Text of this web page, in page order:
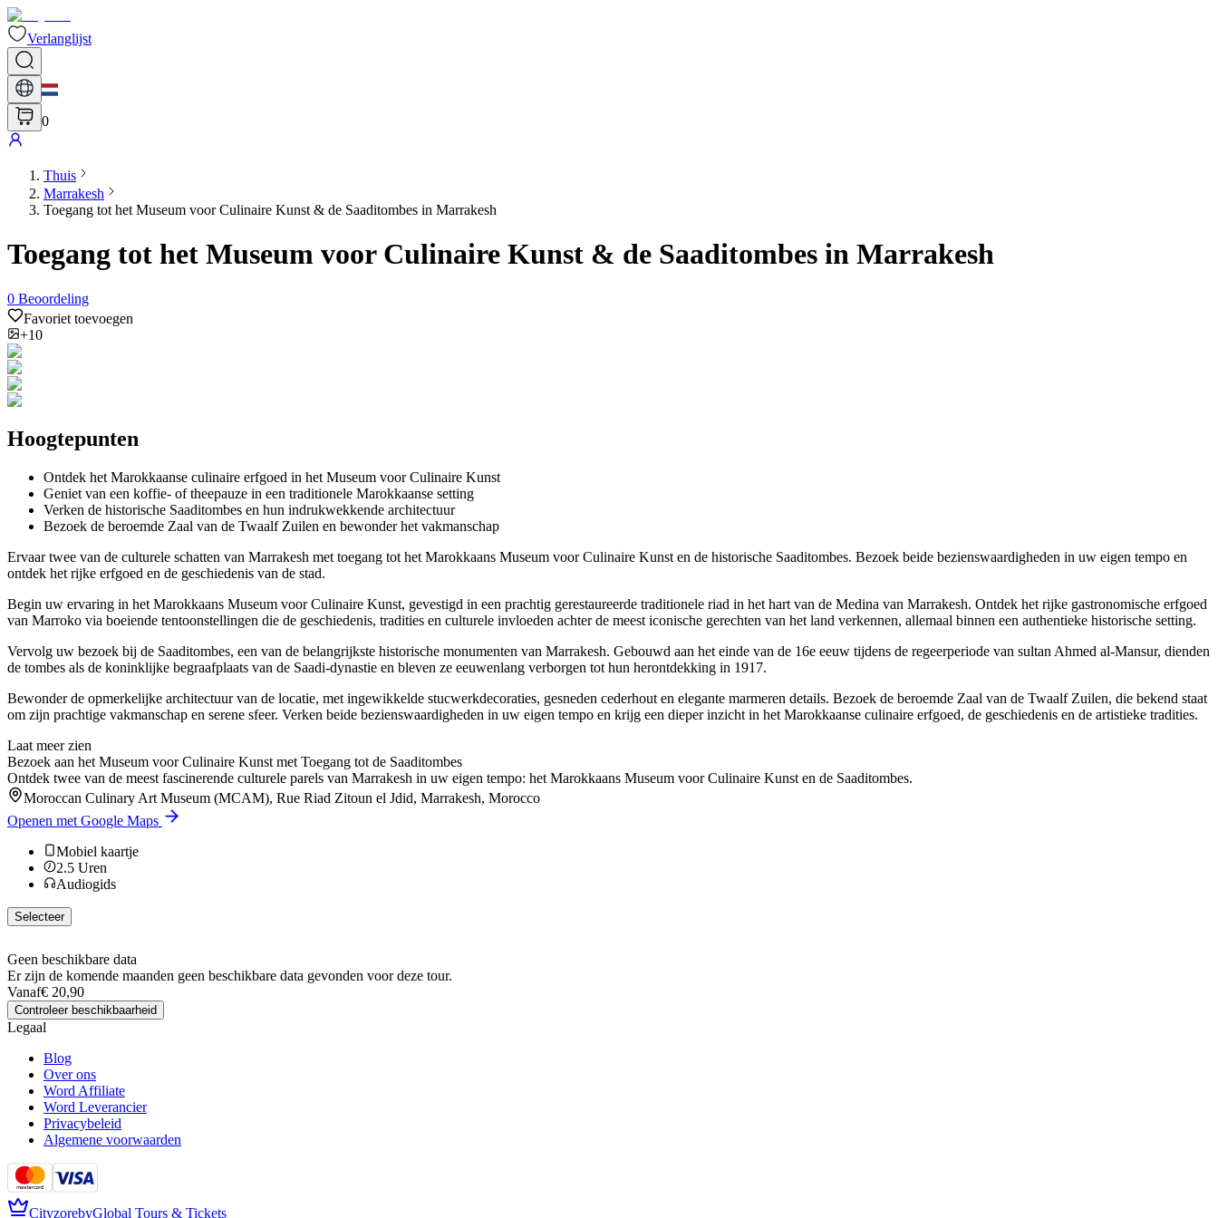
Verlanglijst
0
Thuis
Marrakesh
Toegang tot het Museum voor Culinaire Kunst & de Saaditombes in Marrakesh
Toegang tot het Museum voor Culinaire Kunst & de Saaditombes in Marrakesh
0 Beoordeling
Favoriet toevoegen
+10
Hoogtepunten
Ontdek het Marokkaanse culinaire erfgoed in het Museum voor Culinaire Kunst
Geniet van een koffie- of theepauze in een traditionele Marokkaanse setting
Verken de historische Saaditombes en hun indrukwekkende architectuur
Bezoek de beroemde Zaal van de Twaalf Zuilen en bewonder het vakmanschap
Ervaar twee van de culturele schatten van Marrakesh met toegang tot het Marokkaans Museum voor Culinaire Kunst en de historische Saaditombes. Bezoek beide bezienswaardigheden in uw eigen tempo en
ontdek het rijke erfgoed en de geschiedenis van de stad.
Begin uw ervaring in het Marokkaans Museum voor Culinaire Kunst, gevestigd in een prachtig gerestaureerde traditionele riad in het hart van de Medina van Marrakesh. Ontdek het rijke gastronomische erfgoed
van Marroko via boeiende tentoonstellingen die de geschiedenis, tradities en culturele invloeden achter de meest iconische gerechten van het land verkennen, allemaal binnen een authentieke historische setting.
Vervolg uw bezoek bij de Saaditombes, een van de belangrijkste historische monumenten van Marrakesh. Gebouwd aan het einde van de 16e eeuw tijdens de regeerperiode van sultan Ahmed al-Mansur, dienden
de tombes als de koninklijke begraafplaats van de Saadi-dynastie en bleven ze eeuwenlang verborgen tot hun herontdekking in 1917.
Bewonder de opmerkelijke architectuur van de locatie, met ingewikkelde stucwerkdecoraties, gesneden cederhout en elegante marmeren details. Bezoek de beroemde Zaal van de Twaalf Zuilen, die bekend staat
om zijn prachtige vakmanschap en serene sfeer. Verken beide bezienswaardigheden in uw eigen tempo en krijg een dieper inzicht in het Marokkaanse culinaire erfgoed, de geschiedenis en de artistieke tradities.
Laat meer zien
Bezoek aan het Museum voor Culinaire Kunst met Toegang tot de Saaditombes
Ontdek twee van de meest fascinerende culturele parels van Marrakesh in uw eigen tempo: het Marokkaans Museum voor Culinaire Kunst en de Saaditombes.
Moroccan Culinary Art Museum (MCAM), Rue Riad Zitoun el Jdid, Marrakesh, Morocco
Openen met Google Maps
Mobiel kaartje
2.5 Uren
Audiogids
Selecteer
Geen beschikbare data
Er zijn de komende maanden geen beschikbare data gevonden voor deze tour.
Vanaf€ 20,90
Controleer beschikbaarheid
Legaal
Blog
Over ons
Word Affiliate
Word Leverancier
Privacybeleid
Algemene voorwaarden
CityzorebyGlobal Tours & Tickets